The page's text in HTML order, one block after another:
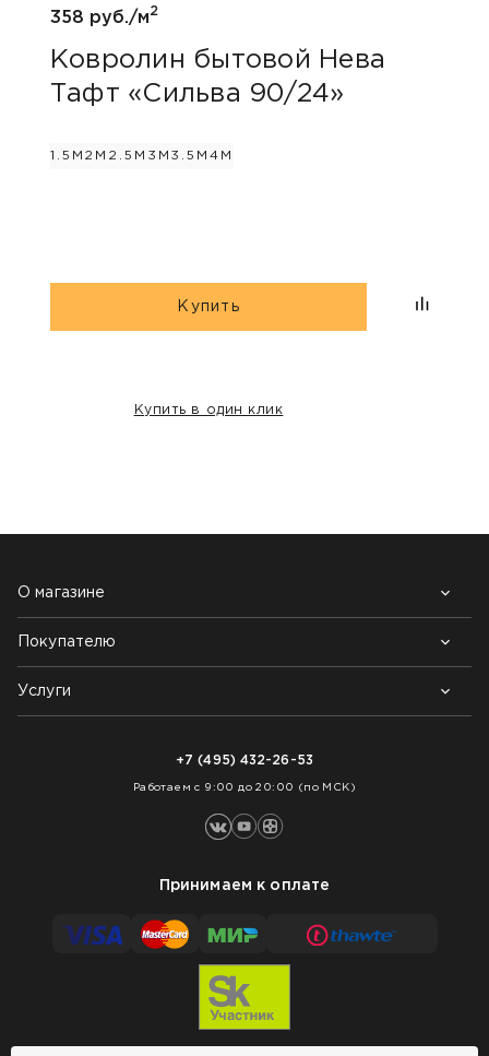
358 руб./м2
Ковролин бытовой Нева
Тафт «Сильва 90/24»
1.5М 2М 2.5М 3М 3.5М 4М
Купить
Купить в один клик
О магазине
Почему выбирают нас
Контакты
Блог
Покупателю
Возврат товара
Как заказать
Услуги
+7 (495) 432-26-53
Работаем с 9:00 до 20:00 (по МСК)
Принимаем к оплате